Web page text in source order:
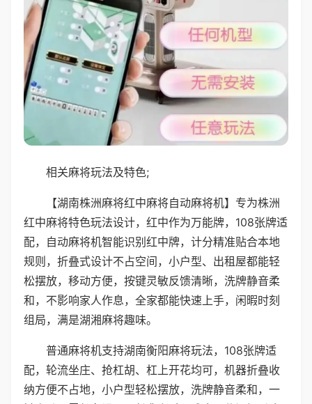
相关麻将玩法及特色;
【湖南株洲麻将红中麻将自动麻将机】专为株洲
红中麻将特色玩法设计，红中作为万能牌，108张牌适
配，自动麻将机智能识别红中牌，计分精准贴合本地
规则，折叠式设计不占空间，小户型、出租屋都能轻
松摆放，移动方便，按键灵敏反馈清晰，洗牌静音柔
和，不影响家人作息，全家都能快速上手，闲暇时刻
组局，满是湖湘麻将趣味。
普通麻将机支持湖南衡阳麻将玩法，108张牌适
配，轮流坐庄、抢杠胡、杠上开花均可，机器折叠收
纳方便不占地，小户型轻松摆放，洗牌静音柔和，一